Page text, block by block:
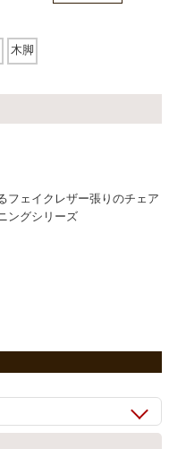
木脚
フェイクレザー張りのチェア
ングシリーズ